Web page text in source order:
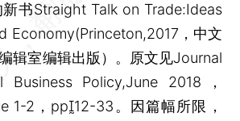
书Straight Talk on Trade:Ideas
Economy(Princeton,2017，中文
辑室编辑出版）。原文见Journal
Business Policy,June 2018，
1-2，pp12-33。因篇幅所限，